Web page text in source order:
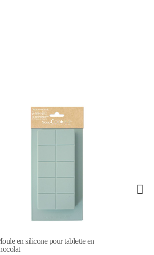
Moules en silicone pour layer cake &
bûches x3